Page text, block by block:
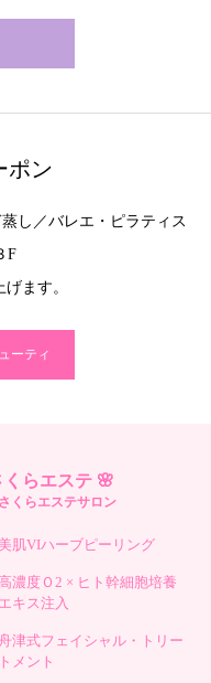
ポン
し／バレエ・ピラティス
F
ます。
ーティ
くらエステ 🌸
さくらエステサロン
美肌VIハーブピーリング
濃度Ｏ2 × ヒト幹細胞培養
エキス注入
津式フェイシャル・トリー
トメント